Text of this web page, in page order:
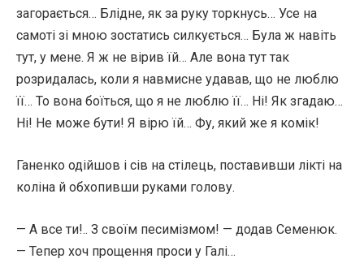
загорається… Блідне, як за руку торкнусь… Усе на
самоті зі мною зостатись силкується… Була ж навіть
тут, у мене. Я ж не вірив їй… Але вона тут так
розридалась, коли я навмисне удавав, що не люблю
її… То вона боїться, що я не люблю її… Ні! Як згадаю…
Ні! Не може бути! Я вірю їй… Фу, який же я комік!
Ганенко одійшов і сів на стілець, поставивши лікті на
коліна й обхопивши руками голову.
— А все ти!.. З своїм песимізмом! — додав Семенюк.
— Тепер хоч прощення проси у Галі…